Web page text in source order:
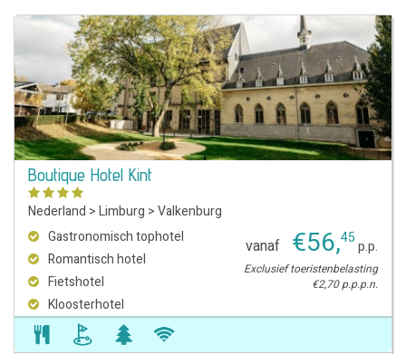
Boutique Hotel Kint
Nederland >Limburg >Valkenburg
Gastronomisch tophotel
Romantisch hotel
Fietshotel
Kloosterhotel
vanaf €56,45p.p.
Exclusief toeristenbelasting
€2,70 p.p.p.n.